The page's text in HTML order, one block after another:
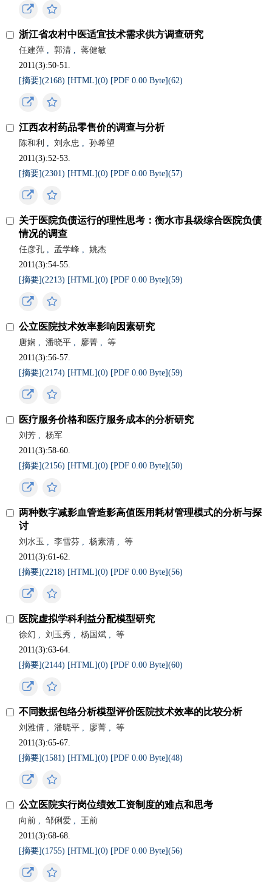
浙江省农村中医适宜技术需求供方调查研究
任建萍 , 郭清 ,
蒋健敏
2011(3):50-51.
[摘要](2168) [HTML](0) [PDF 0.00 Byte](62)
江西农村药品零售价的调查与分析
陈和利 , 刘永忠 ,
孙希望
2011(3):52-53.
[摘要](2301) [HTML](0) [PDF 0.00 Byte](57)
关于医院负债运行的理性思考：衡水市县级综合医院负债
情况的调查
任彦孔 , 孟学峰 ,
姚杰
2011(3):54-55.
[摘要](2213) [HTML](0) [PDF 0.00 Byte](59)
公立医院技术效率影响因素研究
唐娴 , 潘晓平 , 廖菁 ,
等
2011(3):56-57.
[摘要](2174) [HTML](0) [PDF 0.00 Byte](59)
医疗服务价格和医疗服务成本的分析研究
刘芳 ,
杨军
2011(3):58-60.
[摘要](2156) [HTML](0) [PDF 0.00 Byte](50)
两种数字减影血管造影高值医用耗材管理模式的分析与探
讨
刘水玉 , 李雪芬 , 杨素清 ,
等
2011(3):61-62.
[摘要](2218) [HTML](0) [PDF 0.00 Byte](56)
医院虚拟学科利益分配模型研究
徐幻 , 刘玉秀 , 杨国斌 ,
等
2011(3):63-64.
[摘要](2144) [HTML](0) [PDF 0.00 Byte](60)
不同数据包络分析模型评价医院技术效率的比较分析
刘雅倩 , 潘晓平 , 廖菁 ,
等
2011(3):65-67.
[摘要](1581) [HTML](0) [PDF 0.00 Byte](48)
公立医院实行岗位绩效工资制度的难点和思考
向前 , 邹俐爱 ,
王前
2011(3):68-68.
[摘要](1755) [HTML](0) [PDF 0.00 Byte](56)